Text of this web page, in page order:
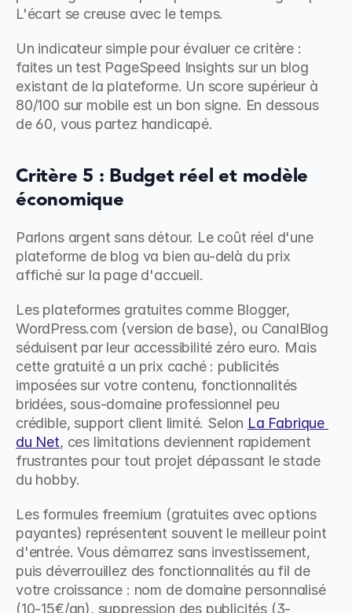
L'écart se creuse avec le temps.
Un indicateur simple pour évaluer ce critère :
faites un test PageSpeed Insights sur un blog
existant de la plateforme. Un score supérieur à
80/100 sur mobile est un bon signe. En dessous
de 60, vous partez handicapé.
Critère 5 : Budget réel et modèle
économique
Parlons argent sans détour. Le coût réel d'une
plateforme de blog va bien au-delà du prix
affiché sur la page d'accueil.
Les plateformes gratuites comme Blogger,
WordPress.com (version de base), ou CanalBlog
séduisent par leur accessibilité zéro euro. Mais
cette gratuité a un prix caché : publicités
imposées sur votre contenu, fonctionnalités
bridées, sous-domaine professionnel peu
crédible, support client limité. Selon La Fabrique
du Net, ces limitations deviennent rapidement
frustrantes pour tout projet dépassant le stade
du hobby.
Les formules freemium (gratuites avec options
payantes) représentent souvent le meilleur point
d'entrée. Vous démarrez sans investissement,
puis déverrouillez des fonctionnalités au fil de
votre croissance : nom de domaine personnalisé
(10-15€/an), suppression des publicités (3-